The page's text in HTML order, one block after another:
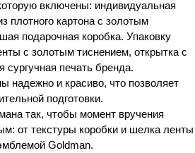
включены: индивидуальная
плотного картона с золотым
подарочная коробка. Упаковку
с золотым тиснением, открытка с
печать бренда.
надежно и красиво, что позволяет
подготовки.
так, чтобы момент вручения
от текстуры коробки и шелка ленты
Goldman.